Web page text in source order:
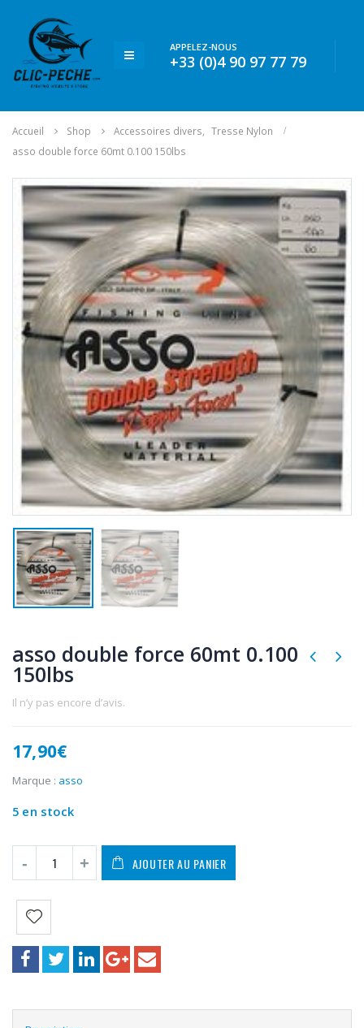
APPELEZ-NOUS
+33 (0)4 90 97 77 79
Accueil Shop Accessoires divers
Tresse Nylon
asso double force 60mt 0.100 150lbs
asso double force 60mt 0.100
150lbs
Il n’y pas encore d’avis.
17,90€
Marque : asso
5 en stock
AJOUTER AU PANIER